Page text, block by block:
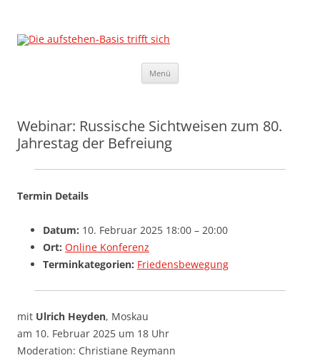
Menü
Webinar: Russische Sichtweisen zum 80.
Jahrestag der Befreiung
Termin Details
Datum: 10. Februar 2025 18:00 – 20:00
Ort: Online Konferenz
Terminkategorien: Friedensbewegung
mit Ulrich Heyden, Moskau
am 10. Februar 2025 um 18 Uhr
Moderation: Christiane Reymann